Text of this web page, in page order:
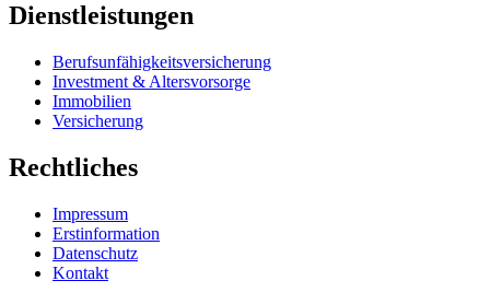
Dienstleistungen
Berufsunfähigkeits­versicherung
Investment & Altersvorsorge
Immobilien
Versicherung
Rechtliches
Impressum
Erstinformation
Datenschutz
Kontakt